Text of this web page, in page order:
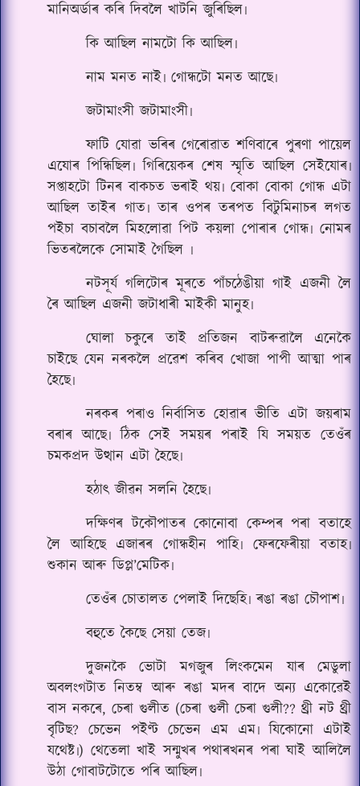
মানিঅৰ্ডাৰ কৰি দিবলৈ খাটনি জুৰিছিল৷
কি আছিল নামটো কি আছিল৷
নাম মনত নাই৷ গোন্ধটো মনত আছে৷
জটামাংসী জটামাংসী৷
ফাটি যোৱা ভৰিৰ গেৰোৱাত শণিবাৰে পুৰণা পায়েল
এযোৰ পিন্ধিছিল৷ গিৰিয়েকৰ শেষ স্মৃতি আছিল সেইযোৰ৷
সপ্তাহটো টিনৰ বাকচত ভৰাই থয়৷ বোকা বোকা গোন্ধ এটা
আছিল তাইৰ গাত৷ তাৰ ওপৰ তৰপত বিটুমিনাচৰ লগত
প‌ইচা বচাবলৈ মিহলোৱা পিট কয়লা পোৰাৰ গোন্ধ৷ নোমৰ
ভিতৰলৈকে সোমাই গৈছিল ৷
নটসূৰ্য গলিটোৰ মূৰতে পাঁচঠেঙীয়া গাই এজনী লৈ
ৰৈ আছিল এজনী জটাধাৰী মাইকী মানুহ৷
ঘোলা চকুৰে তাই প্ৰতিজন বাটৰুৱালৈ এনেকৈ
চাইছে যেন নৰকলৈ প্ৰৱেশ কৰিব খোজা পাপী আত্মা পাৰ
হৈছে৷
নৰকৰ পৰাও নিৰ্বাসিত হোৱাৰ ভীতি এটা জয়ৰাম
বৰাৰ আছে৷ ঠিক সেই সময়ৰ পৰাই যি সময়ত তেওঁৰ
চমকপ্ৰদ উত্থান এটা হৈছে৷
হঠাৎ জীৱন সলনি হৈছে৷
দক্ষিণৰ টকৌপাতৰ কোনোবা কেম্পৰ পৰা বতাহে
লৈ আহিছে এজাৰৰ গোন্ধহীন পাহি৷ ফেৰফেৰীয়া বতাহ৷
শুকান আৰু ডিপ্ল’মেটিক৷
তেওঁৰ চোতালত পেলাই দিছেহি৷ ৰঙা ৰঙা চৌপাশ৷
বহুতে কৈছে সেয়া তেজ৷
দুজনকৈ ভোটা মগজুৰ লিংকমেন যাৰ মেডুলা
অবলংগটাত নিতম্ব আৰু ৰঙা মদৰ বাদে অন্য একোৱেই
বাস নকৰে, চেৰা গুলীত (চেৰা গুলী চেৰা গুলী?? থ্ৰী নট থ্ৰী
বৃটিছ? চেভেন প‌ইণ্ট চেভেন এম এম৷ যিকোনো এটাই
যথেষ্ট৷) থেতেলা খাই সন্মুখৰ পথাৰখনৰ পৰা ঘাই আলিলৈ
উঠা গোবাটটোতে পৰি আছিল৷